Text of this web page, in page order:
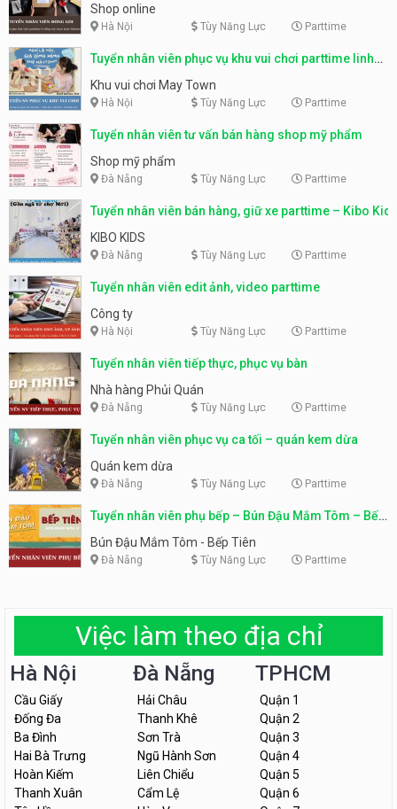
Shop online
Hà Nội Tùy Năng Lực Parttime
Tuyển nhân viên phục vụ khu vui chơi parttime linh
động
Khu vui chơi May Town
Hà Nội Tùy Năng Lực Parttime
Tuyển nhân viên tư vấn bán hàng shop mỹ phẩm
Shop mỹ phẩm
Đà Nẵng Tùy Năng Lực Parttime
Tuyển nhân viên bán hàng, giữ xe parttime – Kibo Kid
KIBO KIDS
Đà Nẵng Tùy Năng Lực Parttime
Tuyển nhân viên edit ảnh, video parttime
Công ty
Hà Nội Tùy Năng Lực Parttime
Tuyển nhân viên tiếp thực, phục vụ bàn
Nhà hàng Phủi Quán
Đà Nẵng Tùy Năng Lực Parttime
Tuyển nhân viên phục vụ ca tối – quán kem dừa
Quán kem dừa
Đà Nẵng Tùy Năng Lực Parttime
Tuyển nhân viên phụ bếp – Bún Đậu Mắm Tôm – Bếp
Tiên
Bún Đậu Mắm Tôm - Bếp Tiên
Đà Nẵng Tùy Năng Lực Parttime
Việc làm theo địa chỉ
Hà Nội
Cầu Giấy
Đống Đa
Ba Đình
Hai Bà Trưng
Hoàn Kiếm
Thanh Xuân
Đà Nẵng
Hải Châu
Thanh Khê
Sơn Trà
Ngũ Hành Sơn
Liên Chiểu
Cẩm Lệ
TPHCM
Quận 1
Quận 2
Quận 3
Quận 4
Quận 5
Quận 6